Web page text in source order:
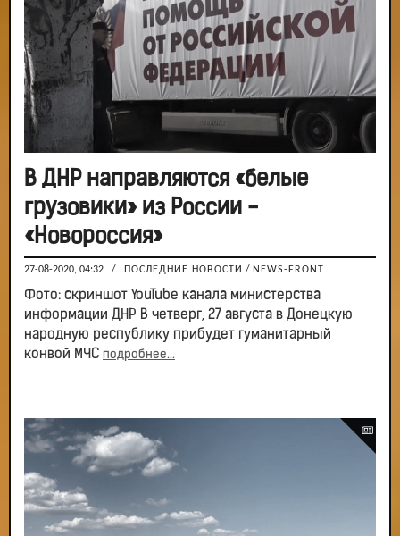
В ДНР направляются «белые
грузовики» из России -
«Новороссия»
27-08-2020, 04:32 / ПОСЛЕДНИЕ НОВОСТИ / NEWS-FRONT
Фото: скриншот YouTube канала министерства
информации ДНР В четверг, 27 августа в Донецкую
народную республику прибудет гуманитарный
конвой МЧС подробнее...